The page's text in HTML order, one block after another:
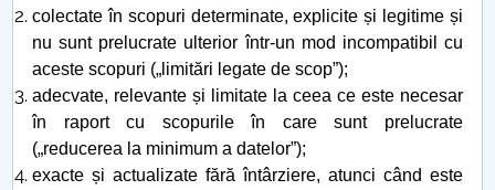
colectate în scopuri determinate, explicite și legitime și
nu sunt prelucrate ulterior într-un mod incompatibil cu
aceste scopuri („limitări legate de scop”);
adecvate, relevante și limitate la ceea ce este necesar
în raport cu scopurile în care sunt prelucrate
(„reducerea la minimum a datelor”);
exacte și actualizate fără întârziere, atunci când este